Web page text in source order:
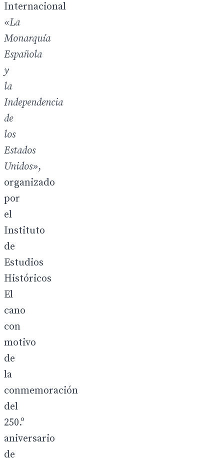
Internacional
«La
Monarquía
Española
y
la
Independencia
de
los
Estados
Unidos»,
organizado
por
el
Instituto
de
Estudios
Históricos
El
cano
con
motivo
de
la
conmemoración
del
250.º
aniversario
de